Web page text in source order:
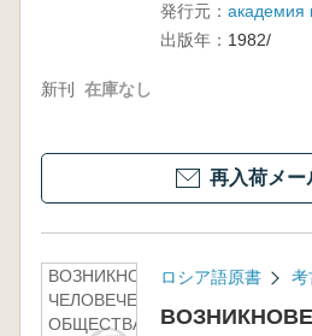
発行元： академия
出版年： 1982/
新刊 在庫なし
再入荷メー
ВОЗНИКНОВЕНИЕ
ЧЕЛОВЕЧЕСКОГО
ОБЩЕСТВА (人間社
ロシア語原書 考